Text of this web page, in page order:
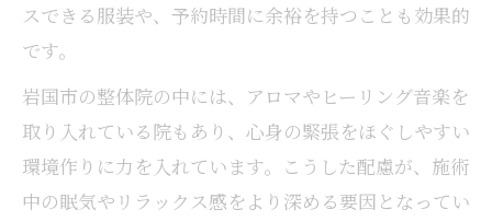
スできる服装や、予約時間に余裕を持つことも効果的
です。
岩国市の整体院の中には、アロマやヒーリング音楽を
取り入れている院もあり、心身の緊張をほぐしやすい
環境作りに力を入れています。こうした配慮が、施術
中の眠気やリラックス感をより深める要因となってい